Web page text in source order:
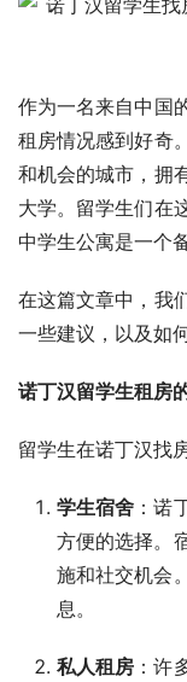
作为一名来自中国
租房情况感到好奇
和机会的城市，拥
大学。留学生们在
中学生公寓是一个
在这篇文章中，我
一些建议，以及如
诺丁汉留学生租房
留学生在诺丁汉找
学生宿舍 ：诺
方便的选择。
施和社交机会
息。
私人租房 ：许